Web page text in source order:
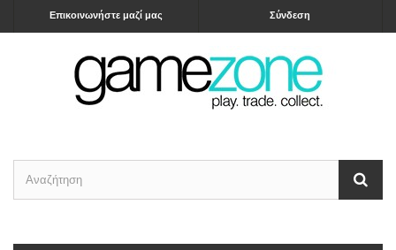
Σύνδεση
Επικοινωνήστε μαζί μας